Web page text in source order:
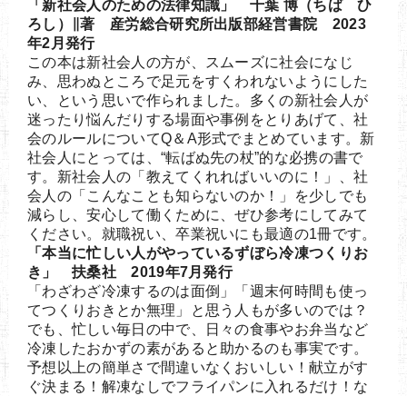
「新社会人のための法律知識」 千葉 博（ちば ひ
ろし）∥著 産労総合研究所出版部経営書院 2023
年2月発行
この本は新社会人の方が、スムーズに社会になじ
み、思わぬところで足元をすくわれないようにした
い、という思いで作られました。多くの新社会人が
迷ったり悩んだりする場面や事例をとりあげて、社
会のルールについてQ＆A形式でまとめています。新
社会人にとっては、“転ばぬ先の杖”的な必携の書で
す。新社会人の「教えてくれればいいのに！」、社
会人の「こんなことも知らないのか！」を少しでも
減らし、安心して働くために、ぜひ参考にしてみて
ください。就職祝い、卒業祝いにも最適の1冊です。
「本当に忙しい人がやっているずぼら冷凍つくりお
き」 扶桑社 2019年7月発行
「わざわざ冷凍するのは面倒」「週末何時間も使っ
てつくりおきとか無理」と思う人もが多いのでは？
でも、忙しい毎日の中で、日々の食事やお弁当など
冷凍したおかずの素があると助かるのも事実です。
予想以上の簡単さで間違いなくおいしい！献立がす
ぐ決まる！解凍なしでフライパンに入れるだけ！な